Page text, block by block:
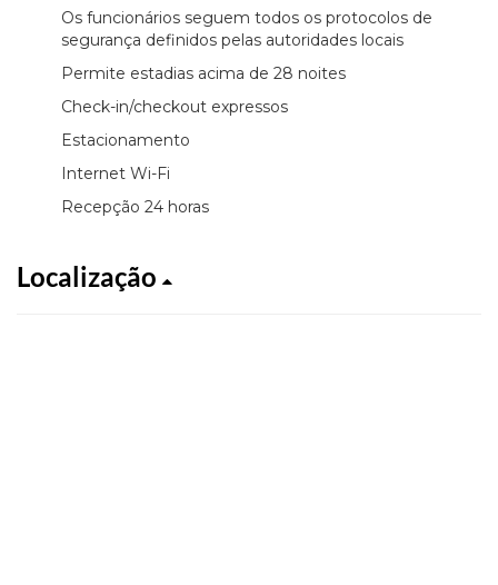
Os funcionários seguem todos os protocolos de
segurança definidos pelas autoridades locais
Permite estadias acima de 28 noites
Check-in/checkout expressos
Estacionamento
Internet Wi-Fi
Recepção 24 horas
Localização